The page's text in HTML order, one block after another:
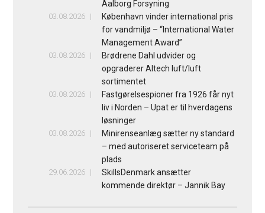
Aalborg Forsyning
03.08.2026
København vinder international pris
for vandmiljø – “International Water
Management Award”
03.08.2026
Brødrene Dahl udvider og
opgraderer Altech luft/luft
sortimentet
03.08.2026
Fastgørelsespioner fra 1926 får nyt
liv i Norden – Upat er til hverdagens
løsninger
03.08.2026
Minirenseanlæg sætter ny standard
– med autoriseret serviceteam på
plads
29.06.2026
SkillsDenmark ansætter
kommende direktør – Jannik Bay